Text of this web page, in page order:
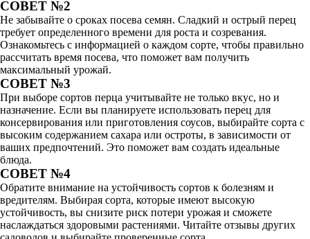
СОВЕТ №2
Не забывайте о сроках посева семян. Сладкий и острый перец
требует определенного времени для роста и созревания.
Ознакомьтесь с информацией о каждом сорте, чтобы правильно
рассчитать время посева, что поможет вам получить
максимальный урожай.
СОВЕТ №3
При выборе сортов перца учитывайте не только вкус, но и
назначение. Если вы планируете использовать перец для
консервирования или приготовления соусов, выбирайте сорта с
высоким содержанием сахара или остроты, в зависимости от
ваших предпочтений. Это поможет вам создать идеальные
блюда.
СОВЕТ №4
Обратите внимание на устойчивость сортов к болезням и
вредителям. Выбирая сорта, которые имеют высокую
устойчивость, вы снизите риск потери урожая и сможете
наслаждаться здоровыми растениями. Читайте отзывы других